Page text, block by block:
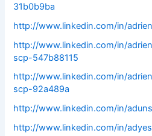
31b0b9ba
http://www.linkedin.com/in/
http://www.linkedin.com/in/
scp-547b88115
http://www.linkedin.com/in/
scp-92a489a
http://www.linkedin.com/in/
http://www.linkedin.com/in/